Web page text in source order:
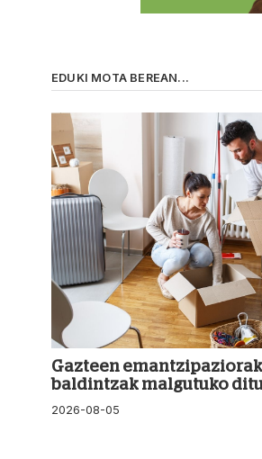
EDUKI MOTA BEREAN...
Gazteen
baldintzak malgutuko
2026-08-05